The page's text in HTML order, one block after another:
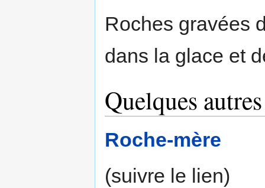
Roches gravées
dans la glace et
Quelques
Roche-mère
(suivre le lien)